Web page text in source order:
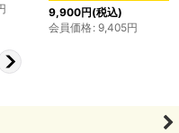
9,900円(税込)
会員価格: 9,405円